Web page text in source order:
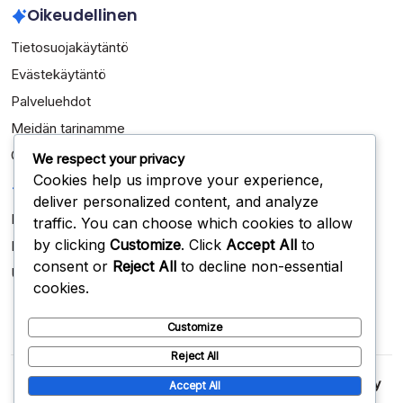
Oikeudellinen
Tietosuojakäytäntö
Evästekäytäntö
Palveluehdot
Meidän tarinamme
Ota yhteys
Kategoriat
Kansainväliset saavutukset
Pelaajien elämäkerrat
Uran kohokohdat
Copyright 2026 — judo38.com. All rights reserved.
Blogsy
We respect your privacy
Cookies help us improve your experience,
deliver personalized content, and analyze
traffic. You can choose which cookies to allow
by clicking Customize. Click Accept All to
consent or Reject All to decline non-essential
cookies.
Customize
Reject All
Accept All